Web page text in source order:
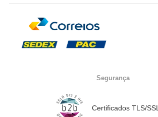
Segurança
Certificados TLS/SSL